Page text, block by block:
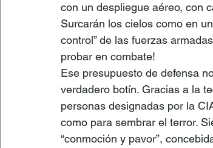
con un despliegue aéreo, con
Surcarán los cielos como en
control” de las fuerzas
probar en combate!
Ese presupuesto de defensa
verdadero botín. Gracias a la
personas designadas por la
como para sembrar el terror.
“conmoción y pavor”,